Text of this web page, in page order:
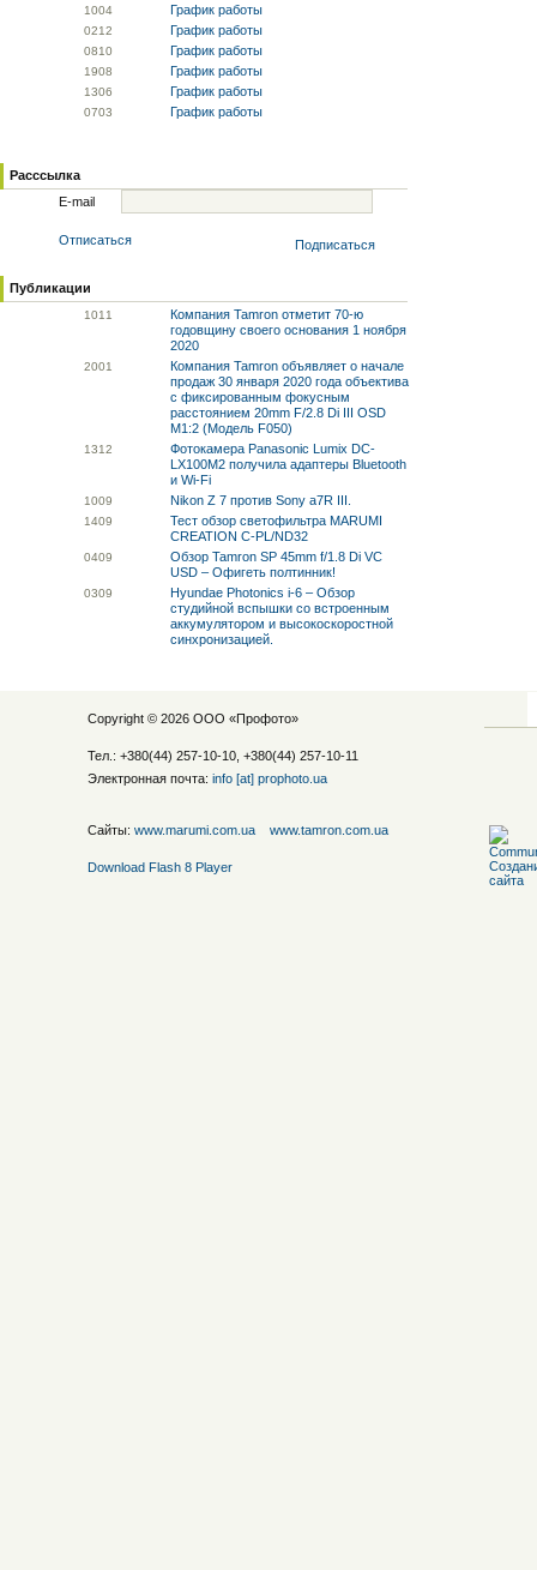
1004 График работы
0212 График работы
0810 График работы
1908 График работы
1306 График работы
0703 График работы
Расссылка
E-mail
Отписаться Подписаться
Публикации
1011
Компания Tamron отметит 70-ю
годовщину своего основания 1 ноября
2020
2001
Компания Tamron объявляет о начале
продаж 30 января 2020 года объектива
с фиксированным фокусным
расстоянием 20mm F/2.8 Di III OSD
M1:2 (Модель F050)
1312
Фотокамера Panasonic Lumix DC-
LX100M2 получила адаптеры Bluetooth
и Wi-Fi
1009 Nikon Z 7 против Sony a7R III.
1409
Тест обзор светофильтра MARUMI
CREATION C-PL/ND32
0409
Обзор Tamron SP 45mm f/1.8 Di VC
USD – Офигеть полтинник!
0309
Hyundae Photonics i-6 – Обзор
студийной вспышки со встроенным
аккумулятором и высокоскоростной
синхронизацией.
Copyright © 2026 ООО «Профото»
Тел.: +380(44) 257-10-10, +380(44) 257-10-11
Электронная почта: info [at] prophoto.ua
Сайты: www.marumi.com.ua www.tamron.com.ua
Download Flash 8 Player